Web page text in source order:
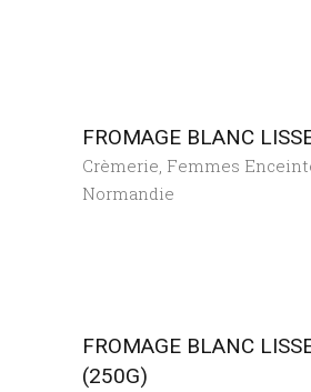
FROMAGE BLANC
Crèmerie Femmes
Normandie
FROMAGE BLANC
(250G)